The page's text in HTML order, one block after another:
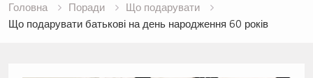
Головна Поради
Що подарувати
Що подарувати батькові на день народження 60 років